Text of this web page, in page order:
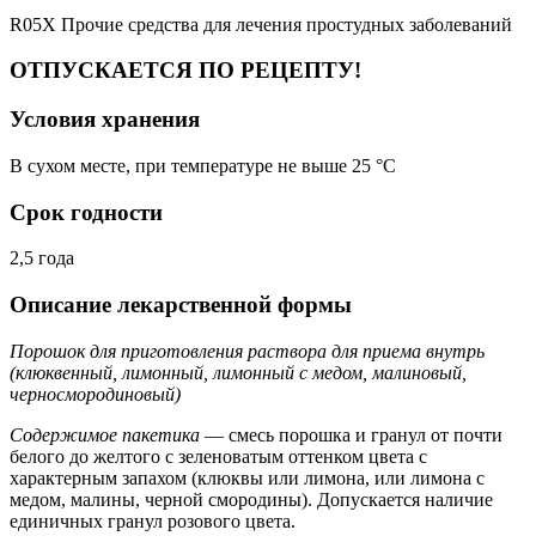
R05X Прочие средства для лечения простудных заболеваний
ОТПУСКАЕТСЯ ПО РЕЦЕПТУ!
Условия хранения
В сухом месте, при температуре не выше 25 °C
Срок годности
2,5 года
Описание лекарственной формы
Порошок для приготовления раствора для приема внутрь
(клюквенный, лимонный, лимонный с медом, малиновый,
черносмородиновый)
Содержимое пакетика — смесь порошка и гранул от почти
белого до желтого с зеленоватым оттенком цвета с
характерным запахом (клюквы или лимона, или лимона с
медом, малины, черной смородины). Допускается наличие
единичных гранул розового цвета.